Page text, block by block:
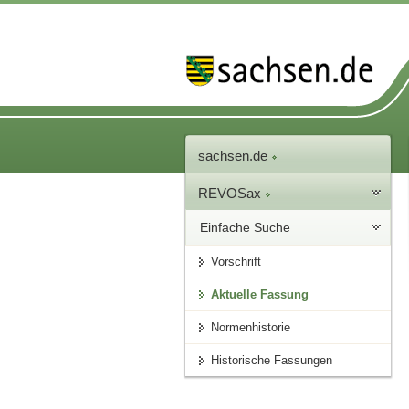
sachsen.de
REVOSax
Einfache Suche
Vorschrift
Aktuelle Fassung
Normenhistorie
Historische Fassungen